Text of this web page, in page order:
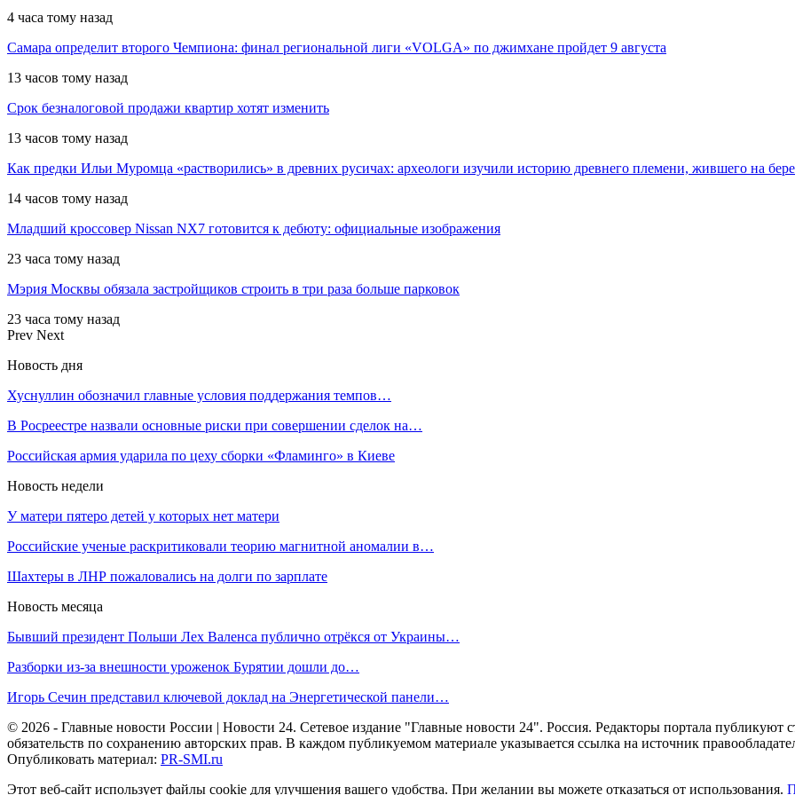
4 часа тому назад
Самара определит второго Чемпиона: финал региональной лиги «VOLGA» по джимхане пройдет 9 августа
13 часов тому назад
Срок безналоговой продажи квартир хотят изменить
13 часов тому назад
Как предки Ильи Муромца «растворились» в древних русичах: археологи изучили историю древнего племени, жившего на
14 часов тому назад
Младший кроссовер Nissan NX7 готовится к дебюту: официальные изображения
23 часа тому назад
Мэрия Москвы обязала застройщиков строить в три раза больше парковок
23 часа тому назад
Prev Next
Новость дня
Хуснуллин обозначил главные условия поддержания темпов…
В Росреестре назвали основные риски при совершении сделок на…
Российская армия ударила по цеху сборки «Фламинго» в Киеве
Новость недели
У матери пятеро детей у которых нет матери
Российские ученые раскритиковали теорию магнитной аномалии в…
Шахтеры в ЛНР пожаловались на долги по зарплате
Новость месяца
Бывший президент Польши Лех Валенса публично отрёкся от Украины…
Разборки из-за внешности уроженок Бурятии дошли до…
Игорь Сечин представил ключевой доклад на Энергетической панели…
© 2026 - Главные новости России | Новости 24. Сетевое издание "Главные новости 24". Россия. Редакторы портала
обязательств по сохранению авторских прав. В каждом публикуемом материале указывается ссылка на источник
Опубликовать материал: PR-SMI.ru
Этот веб-сайт использует файлы cookie для улучшения вашего удобства. При желании вы можете отказаться от использования.